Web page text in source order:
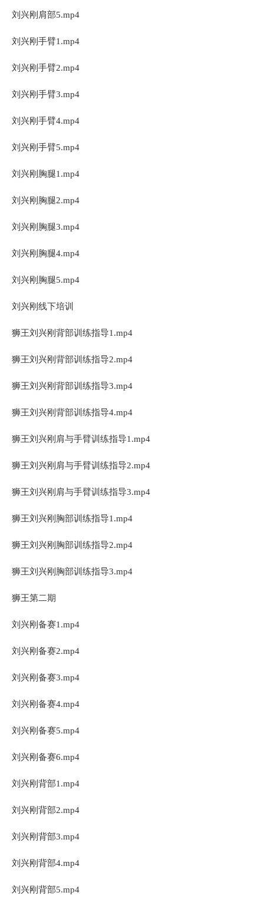
刘兴刚肩部5.mp4
刘兴刚手臂1.mp4
刘兴刚手臂2.mp4
刘兴刚手臂3.mp4
刘兴刚手臂4.mp4
刘兴刚手臂5.mp4
刘兴刚胸腿1.mp4
刘兴刚胸腿2.mp4
刘兴刚胸腿3.mp4
刘兴刚胸腿4.mp4
刘兴刚胸腿5.mp4
刘兴刚线下培训
狮王刘兴刚背部训练指导1.mp4
狮王刘兴刚背部训练指导2.mp4
狮王刘兴刚背部训练指导3.mp4
狮王刘兴刚背部训练指导4.mp4
狮王刘兴刚肩与手臂训练指导1.mp4
狮王刘兴刚肩与手臂训练指导2.mp4
狮王刘兴刚肩与手臂训练指导3.mp4
狮王刘兴刚胸部训练指导1.mp4
狮王刘兴刚胸部训练指导2.mp4
狮王刘兴刚胸部训练指导3.mp4
狮王第二期
刘兴刚备赛1.mp4
刘兴刚备赛2.mp4
刘兴刚备赛3.mp4
刘兴刚备赛4.mp4
刘兴刚备赛5.mp4
刘兴刚备赛6.mp4
刘兴刚背部1.mp4
刘兴刚背部2.mp4
刘兴刚背部3.mp4
刘兴刚背部4.mp4
刘兴刚背部5.mp4